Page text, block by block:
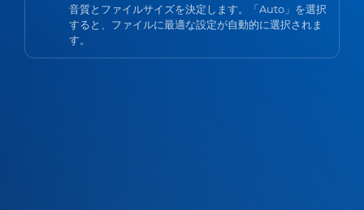
音質とファイルサイズを決定します。「Auto」を選択
すると、ファイルに最適な設定が自動的に選択されま
す。